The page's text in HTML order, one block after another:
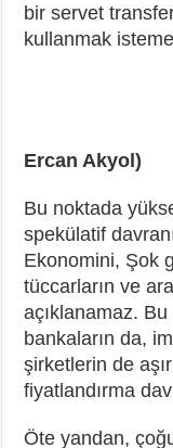
bir servet
kullanmak
Ercan Akyol)
Bu noktada
spekülatif
Ekonomini, Şok
tüccarların ve
açıklanamaz.
bankaların da,
şirketlerin de
fiyatlandırma
Öte yandan,